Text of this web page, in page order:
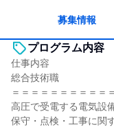
募集情報
プログラム内容
仕事内容
総合技術職
＝＝＝＝＝＝＝＝＝＝
高圧で受電する電気設
保守・点検・工事に関